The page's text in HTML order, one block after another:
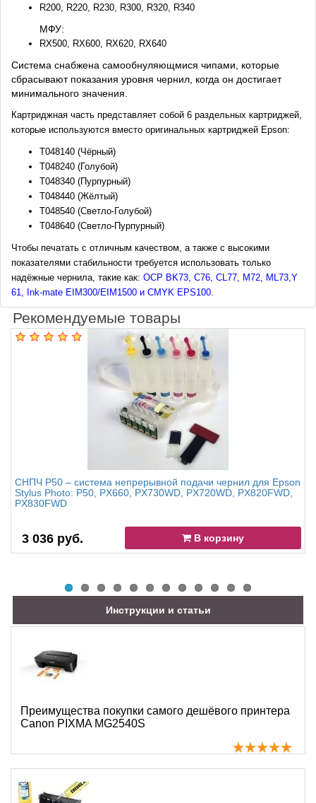
R200, R220, R230, R300, R320, R340
МФУ:
RX500, RX600, RX620, RX640
Система снабжена самообнуляющмися чипами, которые
сбрасывают показания уровня чернил, когда он достигает
минимального значения.
Картриджная часть представляет собой 6 раздельных картриджей,
которые используются вместо оригинальных картриджей Epson:
Т048140 (Чёрный)
Т048240 (Голубой)
Т048340 (Пурпурный)
Т048440 (Жёлтый)
Т048540 (Светло-Голубой)
Т048640 (Светло-Пурпурный)
Чтобы печатать с отличным качеством, а также с высокими
показателями стабильности требуется использовать только
надёжные чернила, такие как: OCP BK73, C76, CL77, M72, ML73,Y
61, Ink-mate EIM300/EIM1500 и CMYK EPS100.
Рекомендуемые товары
СНПЧ P50 – система непрерывной подачи чернил для Epson
Stylus Photo: P50, PX660, PX730WD, PX720WD, PX820FWD,
PX830FWD
3 036 руб. В корзину
Инструкции и статьи
Преимущества покупки самого дешёвого принтера
Canon PIXMA MG2540S